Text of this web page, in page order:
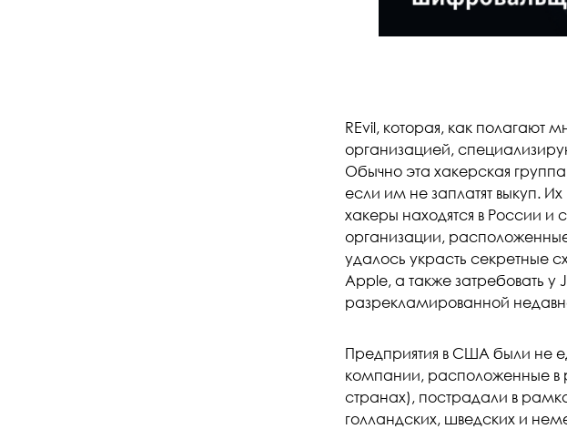
REvil, которая, как полагают
организацией,
Обычно эта хакерская
если им не заплатят выкуп.
хакеры находятся в России и
организации,
удалось украсть секретные
Apple, а также затребовать
разрекламированной
Предприятия в США были не
компании, расположенные в
странах), пострадали в
голландских, шведских и